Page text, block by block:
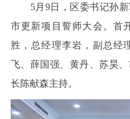
5月9日，区委书记孙新
市更新项目誓师大会。首
胜，总经理李岩，副总经
飞、薛国强、黄丹、苏昊
长陈献森主持。